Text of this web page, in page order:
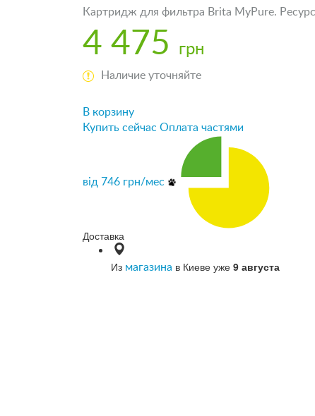
Картридж для фильтра Brita MyPure.
4 475 грн
Наличие уточняйте
В корзину
Купить сейчас Оплата частями
від 746 грн/мес
Доставка
Из магазина в Киеве уже 9 августа